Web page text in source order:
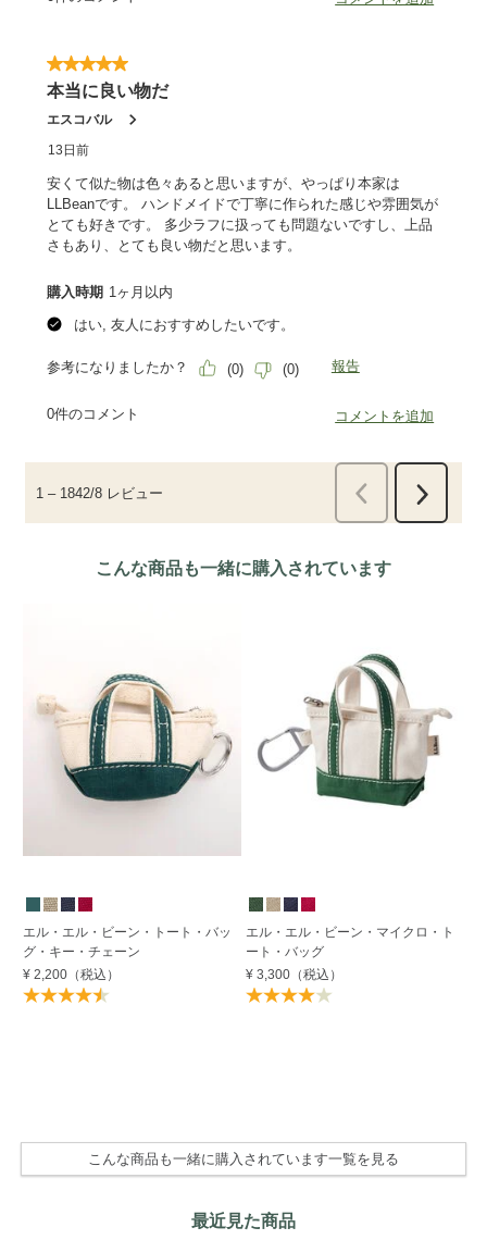
こんな商品も一緒に購入されています
エル・エル・ビーン・トート・バッ
グ・キー・チェーン
¥ 2,200（税込）
エル・エル・ビーン・マイクロ・ト
ート・バッグ
¥ 3,300 （税込）
こんな商品も一緒に購入されています一覧を見る
最近見た商品